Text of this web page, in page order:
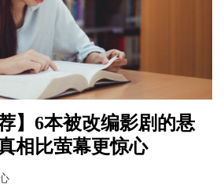
】6本被改编影剧的悬
相比萤幕更惊心